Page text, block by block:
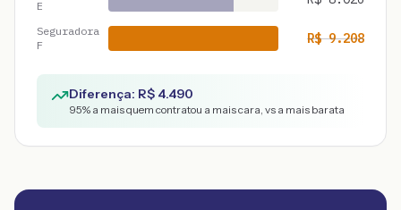
E
Seguradora
F
R$9.208
Diferença: R$ 4.490
95% a mais quem contratou a mais cara, vs a mais barata